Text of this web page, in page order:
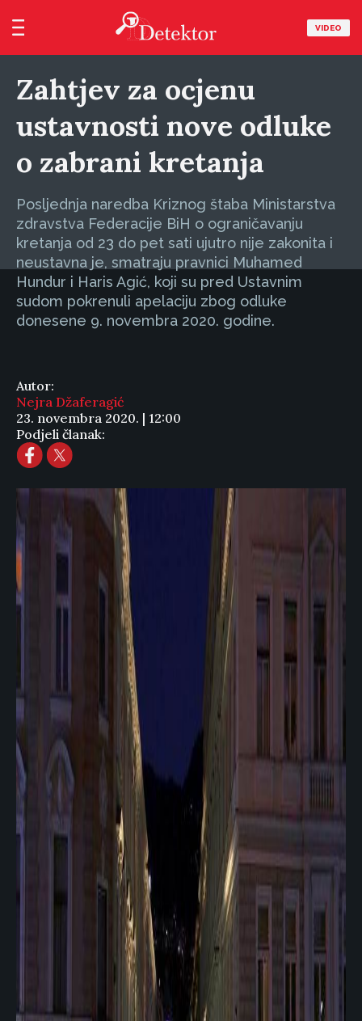
VIDEO
Zahtjev za ocjenu
ustavnosti nove odluke
o zabrani kretanja
Posljednja naredba Kriznog štaba Ministarstva
zdravstva Federacije BiH o ograničavanju
kretanja od 23 do pet sati ujutro nije zakonita i
neustavna je, smatraju pravnici Muhamed
Hundur i Haris Agić, koji su pred Ustavnim
sudom pokrenuli apelaciju zbog odluke
donesene 9. novembra 2020. godine.
Autor:
Nejra Džaferagić
23. novembra 2020. | 12:00
Podjeli članak: